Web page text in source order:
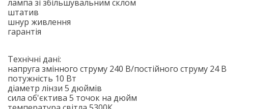
лампа зі збільшувальним склом
штатив
шнур живлення
гарантія
Технічні дані:
напруга змінного струму 240 В/постійного струму 24 В
потужність 10 Вт
діаметр лінзи 5 дюймів
сила об'єктива 5 точок на дюйм